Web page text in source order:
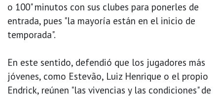
o 100" minutos con sus clubes para ponerles de
entrada, pues "la mayoría están en el inicio de
temporada".
En este sentido, defendió que los jugadores más
jóvenes, como Estevão, Luiz Henrique o el propio
Endrick, reúnen "las vivencias y las condiciones" de